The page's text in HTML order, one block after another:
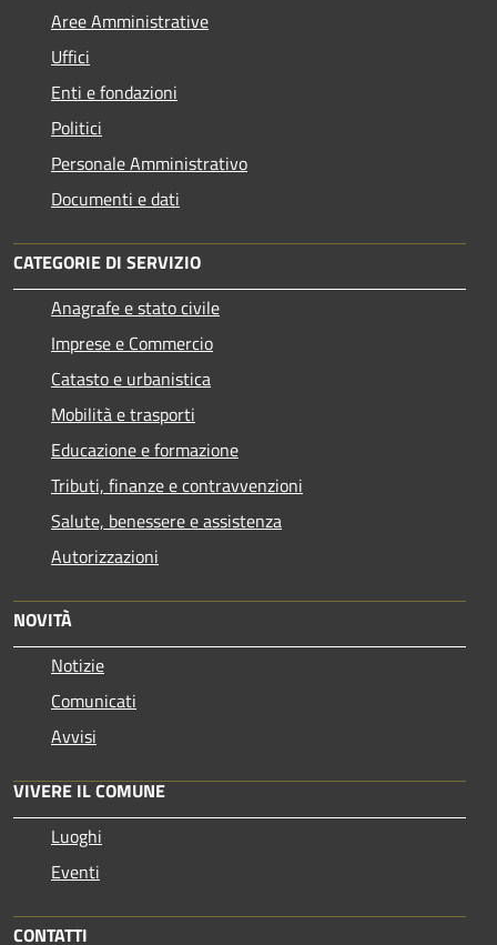
Aree Amministrative
Uffici
Enti e fondazioni
Politici
Personale Amministrativo
Documenti e dati
CATEGORIE DI SERVIZIO
Anagrafe e stato civile
Imprese e Commercio
Catasto e urbanistica
Mobilità e trasporti
Educazione e formazione
Tributi, finanze e contravvenzioni
Salute, benessere e assistenza
Autorizzazioni
NOVITÀ
Notizie
Comunicati
Avvisi
VIVERE IL COMUNE
Luoghi
Eventi
CONTATTI